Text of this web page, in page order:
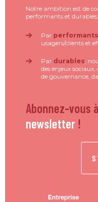
Notre ambition est de
performants et durables.
Par performants
usagers/clients et
Par durables,
des enjeux
de gouvernance,
Abonnez-vous
newsletter !